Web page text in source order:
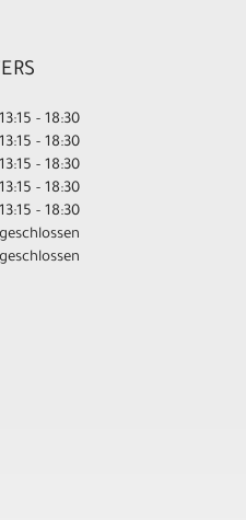
13:15 - 18:30
13:15 - 18:30
13:15 - 18:30
13:15 - 18:30
13:15 - 18:30
geschlossen
geschlossen